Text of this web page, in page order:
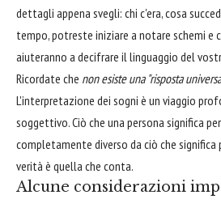
dettagli appena svegli: chi c'era, cosa
tempo, potreste iniziare a notare schemi e
aiuteranno a decifrare il linguaggio del
Ricordate che non esiste una "risposta
L'interpretazione dei sogni è un viaggio
soggettivo. Ciò che una persona significa
completamente diverso da ciò che significa
verità è quella che conta.
Alcune considerazioni